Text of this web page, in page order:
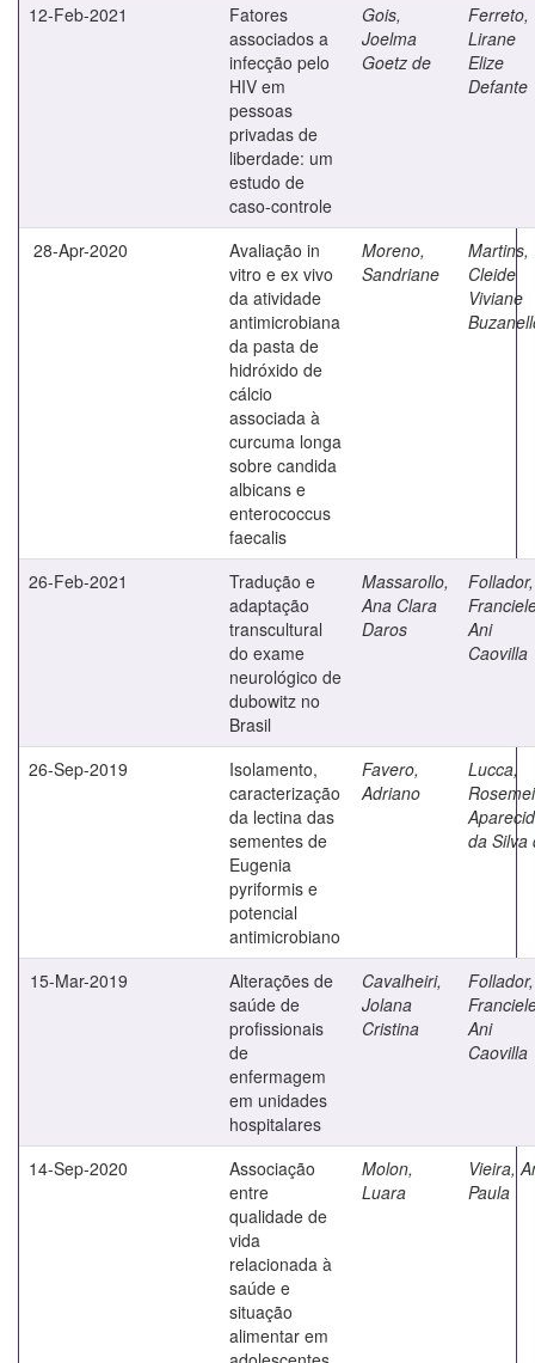
12-Feb-2021
Fatores
associados a
infecção pelo
HIV em
pessoas
privadas de
liberdade: um
estudo de
caso-controle
Gois,
Joelma
Goetz de
Ferreto,
Lirane
Elize
Defante
28-Apr-2020
Avaliação in
vitro e ex vivo
da atividade
antimicrobiana
da pasta de
hidróxido de
cálcio
associada à
curcuma longa
sobre candida
albicans e
enterococcus
faecalis
Moreno,
Sandriane
Martins,
Cleide
Viviane
26-Feb-2021
Tradução e
adaptação
transcultural
do exame
neurológico de
dubowitz no
Brasil
Massarollo,
Ana Clara
Daros
Follador,
Ani
Caovilla
26-Sep-2019
Isolamento,
caracterização
da lectina das
sementes de
Eugenia
pyriformis e
potencial
antimicrobiano
Favero,
Adriano
Lucca,
da Silva
15-Mar-2019
Alterações de
saúde de
profissionais
de
enfermagem
em unidades
hospitalares
Cavalheiri,
Jolana
Cristina
Follador,
Ani
Caovilla
14-Sep-2020
Associação
entre
qualidade de
vida
relacionada à
saúde e
situação
alimentar em
Molon,
Luara
Vieira,
Paula